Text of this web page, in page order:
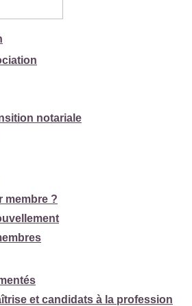
notariale
membre ?
et candidats à la profession